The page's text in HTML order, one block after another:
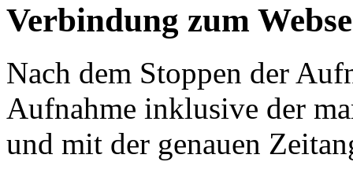
Verbindung zum
Nach dem Stoppen der
Aufnahme inklusive der
und mit der genauen